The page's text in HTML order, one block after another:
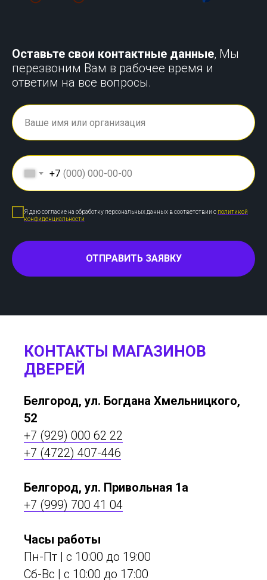
Оставьте свои контактные данные, Мы
перезвоним Вам в рабочее время и
ответим на все вопросы.
+7
Я даю согласие на обработку персональных данных в соответствии с политикой
конфиденциальности
ОТПРАВИТЬ ЗАЯВКУ
КОНТАКТЫ МАГАЗИНОВ
ДВЕРЕЙ
Белгород, ул. Богдана Хмельницкого,
52
+7 (929) 000 62 22
+7 (4722) 407-446
Белгород, ул. Привольная 1а
+7 (999) 700 41 04
Часы работы
Пн-Пт | с 10:00 до 19:00
Сб-Вс | c 10:00 до 17:00